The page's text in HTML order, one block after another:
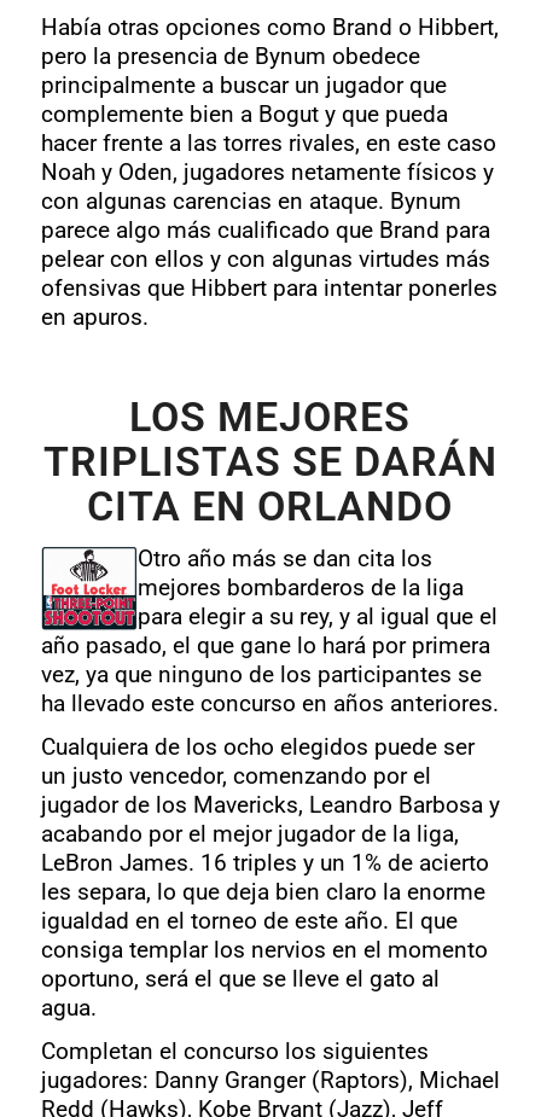
Había otras opciones como Brand o Hibbert,
pero la presencia de Bynum obedece
principalmente a buscar un jugador que
complemente bien a Bogut y que pueda
hacer frente a las torres rivales, en este caso
Noah y Oden, jugadores netamente físicos y
con algunas carencias en ataque. Bynum
parece algo más cualificado que Brand para
pelear con ellos y con algunas virtudes más
ofensivas que Hibbert para intentar ponerles
en apuros.
LOS MEJORES
TRIPLISTAS SE DARÁN
CITA EN ORLANDO
Otro año más se dan cita los
mejores bombarderos de la liga
para elegir a su rey, y al igual que el
año pasado, el que gane lo hará por primera
vez, ya que ninguno de los participantes se
ha llevado este concurso en años anteriores.
Cualquiera de los ocho elegidos puede ser
un justo vencedor, comenzando por el
jugador de los Mavericks, Leandro Barbosa y
acabando por el mejor jugador de la liga,
LeBron James. 16 triples y un 1% de acierto
les separa, lo que deja bien claro la enorme
igualdad en el torneo de este año. El que
consiga templar los nervios en el momento
oportuno, será el que se lleve el gato al
agua.
Completan el concurso los siguientes
jugadores: Danny Granger (Raptors), Michael
Redd (Hawks), Kobe Bryant (Jazz), Jeff